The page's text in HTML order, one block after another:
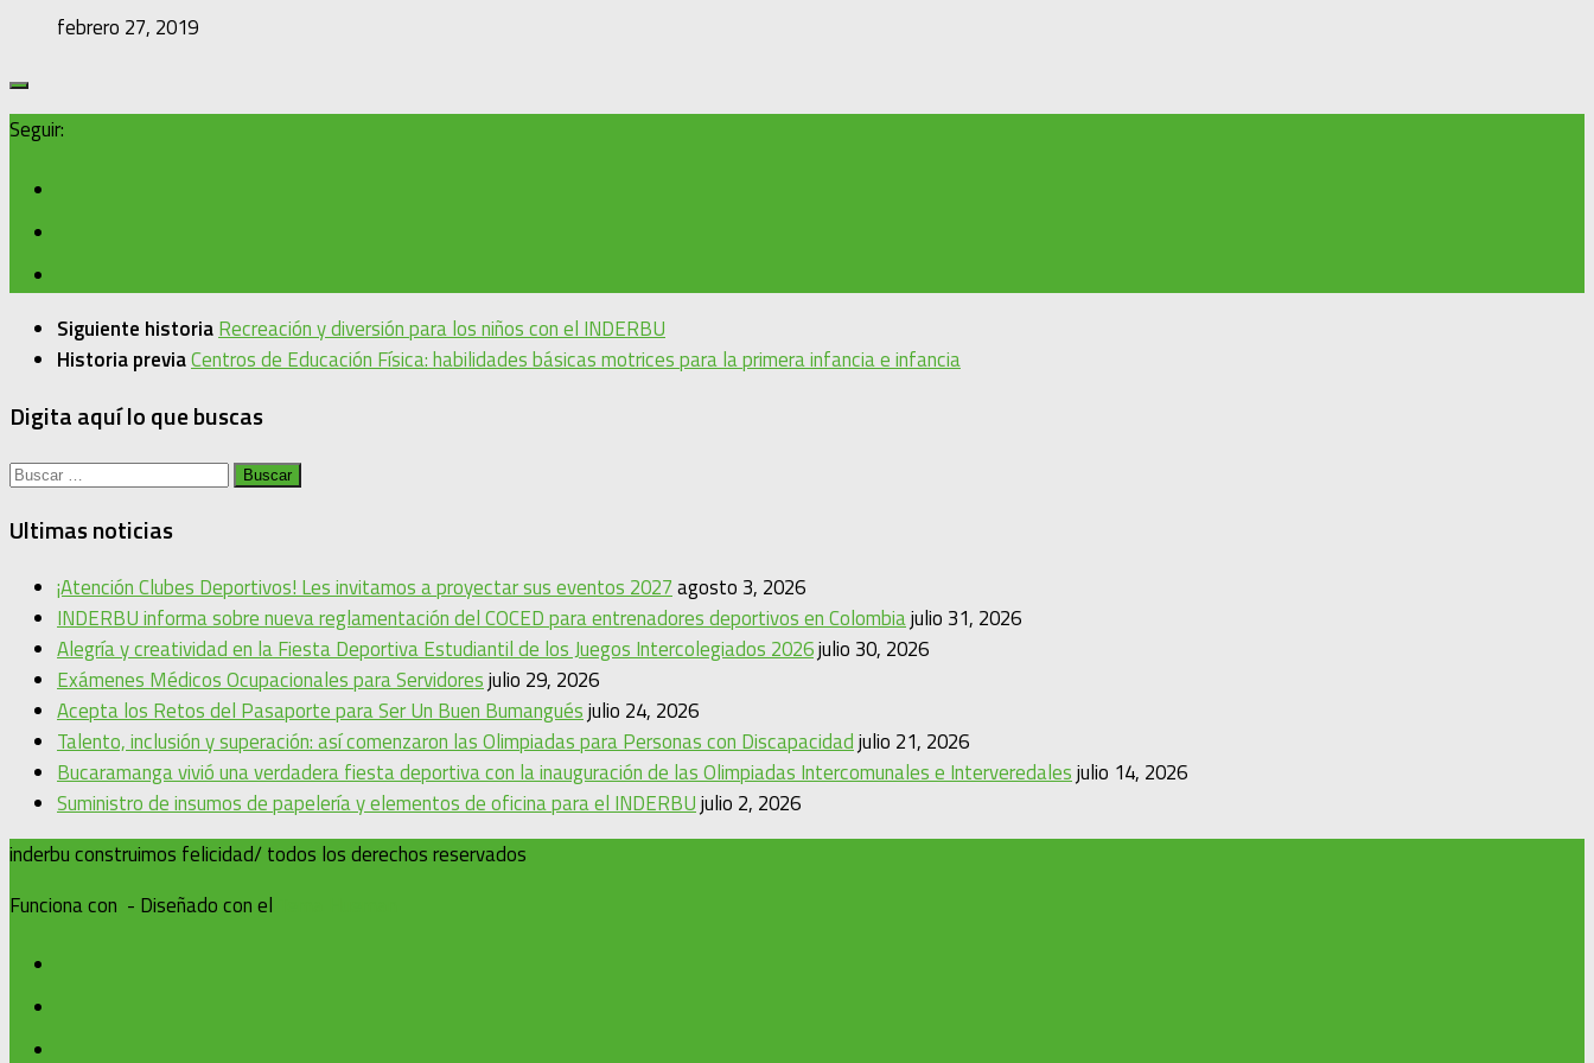
febrero 27, 2019
Seguir:
Siguiente historiaRecreación y diversión para los niños con el INDERBU
Historia previaCentros de Educación Física: habilidades básicas motrices para la primera infancia e infancia
Digita aquí lo que buscas
Buscar:
Ultimas noticias
¡Atención Clubes Deportivos! Les invitamos a proyectar sus eventos 2027agosto 3, 2026
INDERBU informa sobre nueva reglamentación del COCED para entrenadores deportivos en Colombiajulio 31, 2026
Alegría y creatividad en la Fiesta Deportiva Estudiantil de los Juegos Intercolegiados 2026julio 30, 2026
Exámenes Médicos Ocupacionales para Servidoresjulio 29, 2026
Acepta los Retos del Pasaporte para Ser Un Buen Bumanguésjulio 24, 2026
Talento, inclusión y superación: así comenzaron las Olimpiadas para Personas con Discapacidadjulio 21, 2026
Bucaramanga vivió una verdadera fiesta deportiva con la inauguración de las Olimpiadas Intercomunales e Interveredalesjulio 14, 2026
Suministro de insumos de papelería y elementos de oficina para el INDERBUjulio 2, 2026
inderbu construimos felicidad/ todos los derechos reservados
Funciona con - Diseñado con el